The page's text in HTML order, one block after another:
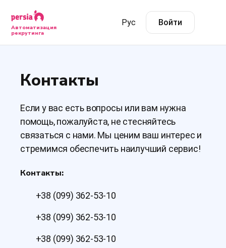
Автоматизация
рекрутинга
Рус Войти
Контакты
Если у вас есть вопросы или вам нужна
помощь, пожалуйста, не стесняйтесь
связаться с нами. Мы ценим ваш интерес и
стремимся обеспечить наилучший сервис!
Контакты:
+38 (099) 362-53-10
+38 (099) 362-53-10
+38 (099) 362-53-10